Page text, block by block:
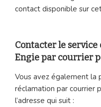
contact disponible sur
Contacter le
Engie par courrier
Vous avez également la
réclamation par courrier
l’adresse qui suit :